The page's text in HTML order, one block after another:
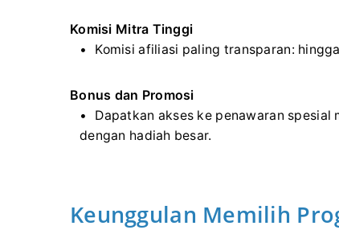
Komisi Mitra Tinggi
Komisi afiliasi paling transparan:
Bonus dan Promosi
Dapatkan akses ke penawaran
dengan hadiah besar.
Keunggulan Memilih